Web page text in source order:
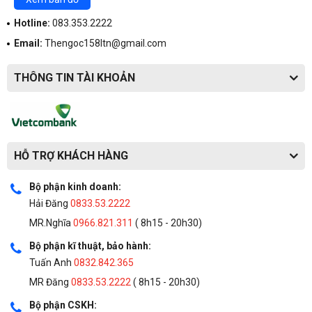
người sử dụng trải nghiệm không kém gì macbook.
Loa
Loa của Precision 5510 đem lại cho người sử dụng sự
di động mỏng nhẹ nhất nhưng nó lại cho ra âm thanh
rất linh động và êm ái.
Màn hình
Màn hình có độ phân giải lên tới 15.6 inch kết hợp với
viền màn hình siêu mỏng là Infinity Edge đem đến cho
Hotline: 083.353.2222
Email: Thengoc158ltn@gmail.com
THÔNG TIN TÀI KHOẢN
HỖ TRỢ KHÁCH HÀNG
Bộ phận kinh doanh:
Hải Đăng 0833.53.2222
MR.Nghĩa 0966.821.311 ( 8h15 - 20h30)
Bộ phận kĩ thuật, bảo hành:
Tuấn Anh 0832.842.365
MR Đăng 0833.53.2222 ( 8h15 - 20h30)
Bộ phận CSKH: